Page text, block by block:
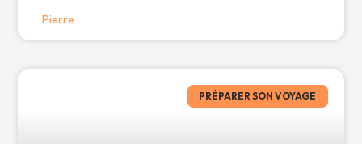
Pierre
PRÉPARER SON VOYAGE